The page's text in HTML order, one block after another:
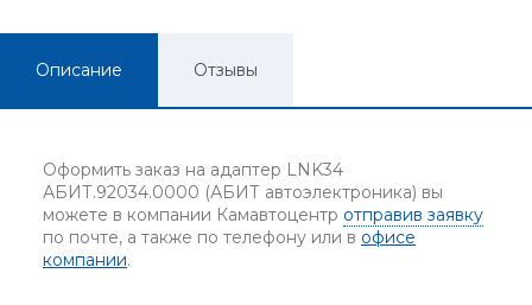
Описание Отзывы
Оформить заказ на адаптер LNK34
АБИТ.92034.0000 (АБИТ автоэлектроника) вы
можете в компании Камавтоцентр отправив заявку
по почте, а также по телефону или в офисе
компании.